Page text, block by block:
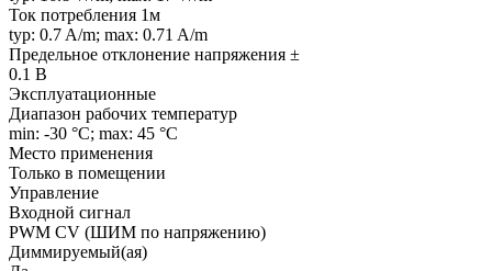
Ток потребления 1м
typ: 0.7 A/m; max: 0.71 A/m
Предельное отклонение напряжения ±
0.1 В
Эксплуатационные
Диапазон рабочих температур
min: -30 °C; max: 45 °C
Место применения
Только в помещении
Управление
Входной сигнал
PWM СV (ШИМ по напряжению)
Диммируемый(ая)